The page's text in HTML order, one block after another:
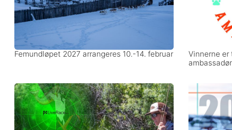
Femundløpet 2027 arrangeres 10.-14. februar
Vinnerne er